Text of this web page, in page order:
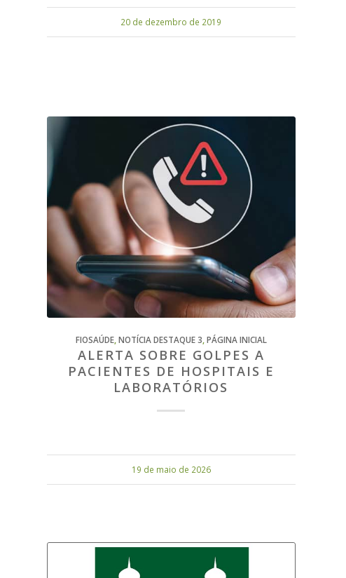
20 de dezembro de 2019
FIOSAÚDE, NOTÍCIA DESTAQUE 3 PÁGINA INICIAL
ALERTA SOBRE GOLPES A
PACIENTES DE HOSPITAIS E
LABORATÓRIOS
19 de maio de 2026